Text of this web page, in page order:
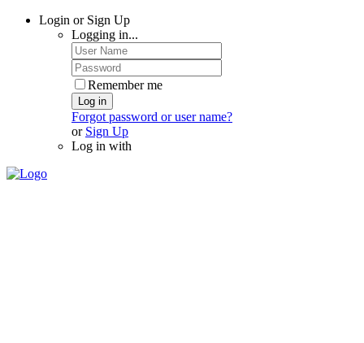
Login or Sign Up
Logging in...
Remember me
Log in
Forgot password or user name?
or Sign Up
Log in with